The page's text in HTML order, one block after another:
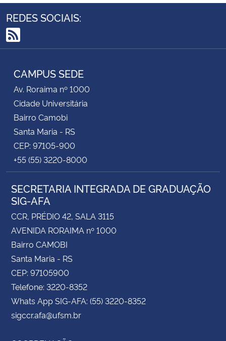
REDES SOCIAIS:
RSS
CAMPUS SEDE
Av. Roraima nº 1000
Cidade Universitária
Bairro Camobi
Santa Maria - RS
CEP: 97105-900
+55 (55) 3220-8000
SECRETARIA INTEGRADA DE GRADUAÇÃO
SIG-AFA
CCR, PRÉDIO 42, SALA 3115
AVENIDA RORAIMA nº 1000
Bairro CAMOBI
Santa Maria - RS
CEP: 97105900
Telefone: 3220-8352
Whats App SIG-AFA: (55) 3220-8352
sigccr.afa@ufsm.br